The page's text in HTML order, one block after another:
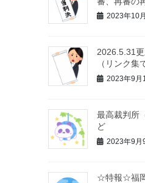
2023年10
2026.5.31
（リンク集
2023年9月
最高裁判所
ど
2023年9月
☆特報☆福